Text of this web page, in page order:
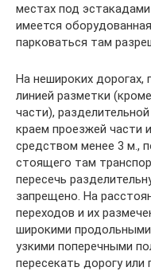
местах под
имеется
парковаться там
На нешироких дорогах,
линией разметки
части),
краем проезжей части
средством менее 3 м.,
стоящего там
пересечь
запрещено. На
переходов и их
широкими
узкими поперечными
пересекать дорогу или